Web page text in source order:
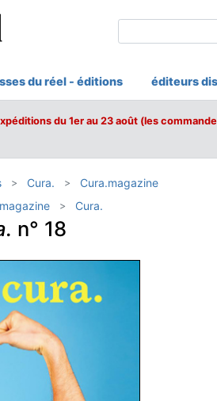
du réel - éditions éditeurs
du 1er au 23 août (les
Cura.
Cura.magazine
Cura.
n° 18